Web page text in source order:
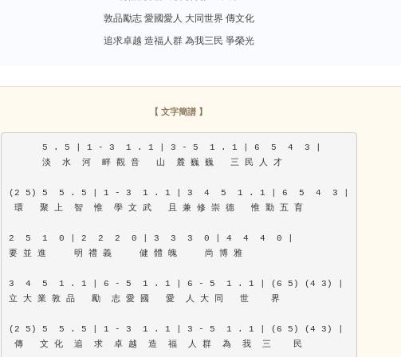
敦品勵志 愛國愛人 大同世界 傳文化
追求卓越 造福人群 為我三民 爭榮光
【 文字簡譜 】
      5 . 5 | 1 - 3  1 . 1 | 3 - 5  1 . 1 | 6  5  4  3 |
      淡  水  河  畔 觀 音   山  麓 巍 巍   三 民 人 才
(2 5) 5  5 . 5 | 1 - 3  1 . 1 | 3  4  5  1 . 1 | 6  5  4  3 |
環   聚 上  智  惟  學 文 武   且 兼 修 崇 德   惟 勤 五 育
2  5  1  0 | 2  2  2  0 | 3  3  3  0 | 4  4  4  0 |
要 並 進     明 禮 義     健 體 魄     尚 博 雅
3  4  5  1 . 1 | 6 - 5  1 . 1 | 6 - 5  1 . 1 | (6 5) (4 3) |
立 大 業 敦 品   勵  志 愛 國   愛  人 大 同   世    界
(2 5) 5  5 . 5 | 1 - 3  1 . 1 | 3 - 5  1 . 1 | (6 5) (4 3) |
傳   文 化  追  求  卓 越  造  福  人 群  為  我  三    民